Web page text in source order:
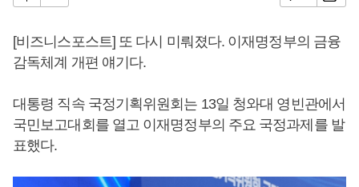
[비즈니스포스트] 또 다시 미뤄졌다. 이재명정부의 금융
감독체계 개편 얘기다.
대통령 직속 국정기획위원회는 13일 청와대 영빈관에서
국민보고대회를 열고 이재명정부의 주요 국정과제를 발
표했다.